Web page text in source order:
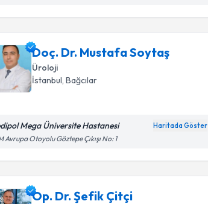
Doç. Dr. Mustafa Soytaş
Üroloji
İstanbul , Bağcılar
Mega Üniversite Hastanesi Haritada Göster
Avrupa Otoyolu Göztepe Çıkışı No: 1
Op. Dr. Şefik Çitçi